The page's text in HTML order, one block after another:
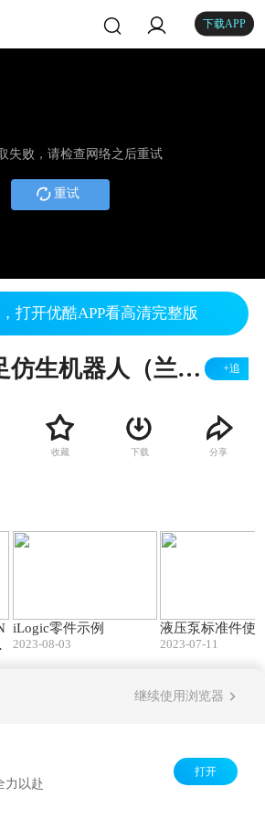
下载APP
失败，请检查网络之后重试
重试
打开优酷APP看高清完整版
6-猩人类四足仿生机器人（兰州理工大学） +追
收藏 下载 分享
iLogic零件示例
2023-08-03
液压泵标准件使
2023-07-11
继续使用浏览器
力以赴
打开